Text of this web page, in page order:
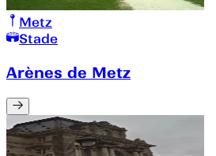
Metz
Stade
Arènes de Metz